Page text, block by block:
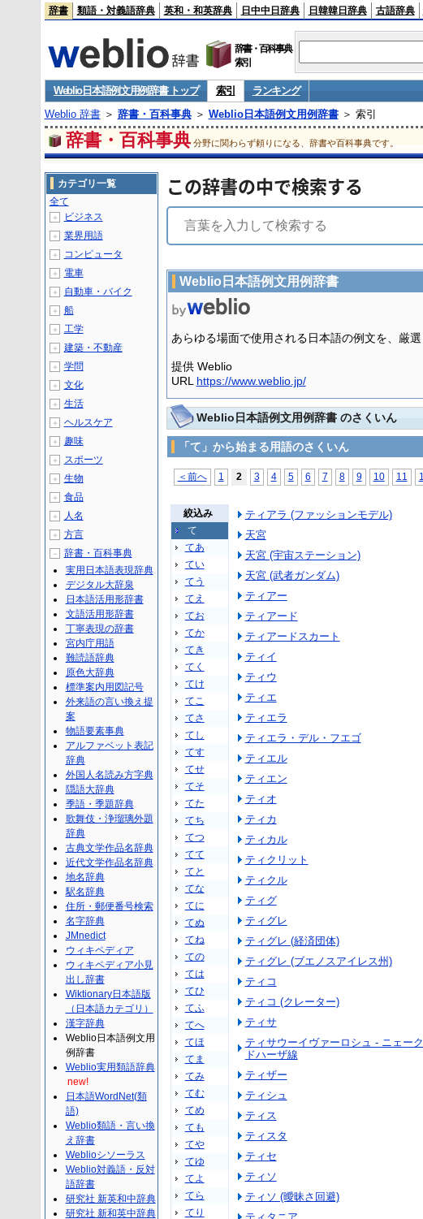
辞書 類語・対義語辞典 英和・和英辞典 日中中日辞典 日韓韓日辞典 古語辞典
辞書・百科事典
索引
Weblio日本語例文用例辞書 トップ 索引
ランキング
Weblio 辞書＞ 辞書・百科事典＞ Weblio日本語例文用例辞書＞ 索引
辞書・百科事典 分野に関わらず頼りになる、辞書や百科事典です。
この辞書の中で検索する
Weblio日本語例文用例辞書
あらゆる場面で使用される日本語の例文を、厳選
提供 Weblio
URL https://www.weblio.jp/
Weblio日本語例文用例辞書 のさくいん
「て」から始まる用語のさくいん
＜前へ 1 2 3 4 5 6 7 8 9 10 11
絞込み
て
てあ
てい
てう
てえ
てお
てか
てき
てく
てけ
てこ
てさ
てし
てす
てせ
てそ
てた
てち
てつ
てて
てと
てな
てに
てぬ
てね
ての
ては
てひ
てふ
てへ
てほ
てま
てみ
てむ
てめ
ても
てや
てゆ
てよ
てら
てり
ティアラ (ファッションモデル)
天宮
天宮 (宇宙ステーション)
天宮 (武者ガンダム)
ティアー
ティアード
ティアードスカート
ティイ
ティウ
ティエ
ティエラ
ティエラ・デル・フエゴ
ティエル
ティエン
ティオ
ティカ
ティカル
ティクリット
ティクル
ティグ
ティグレ
ティグレ (経済団体)
ティグレ (ブエノスアイレス州)
ティコ
ティコ (クレーター)
ティサ
ティサウーイヴァーロシュ - ニェー
ドハーザ線
ティザー
ティシュ
ティス
ティスタ
ティセ
ティソ
ティソ (曖昧さ回避)
カテゴリ一覧
全て
＋ ビジネス
＋ 業界用語
＋ コンピュータ
＋ 電車
＋ 自動車・バイク
＋ 船
＋ 工学
＋ 建築・不動産
＋ 学問
＋ 文化
＋ 生活
＋ ヘルスケア
＋ 趣味
＋ スポーツ
＋ 生物
＋ 食品
＋ 人名
＋ 方言
－
辞書・百科事典
実用日本語表現辞典
デジタル大辞泉
日本語活用形辞書
文語活用形辞書
丁寧表現の辞書
宮内庁用語
難読語辞典
原色大辞典
標準案内用図記号
外来語の言い換え提
案
物語要素事典
アルファベット表記
辞典
外国人名読み方字典
隠語大辞典
季語・季題辞典
歌舞伎・浄瑠璃外題
辞典
古典文学作品名辞典
近代文学作品名辞典
地名辞典
駅名辞典
住所・郵便番号検索
名字辞典
JMnedict
ウィキペディア
ウィキペディア小見
出し辞書
Wiktionary日本語版
（日本語カテゴリ）
漢字辞典
Weblio日本語例文用
例辞書
Weblio実用類語辞典
new!
日本語WordNet(類
語)
Weblio類語・言い換
え辞書
Weblioシソーラス
Weblio対義語・反対
語辞書
研究社 新英和中辞典
研究社 新和英中辞典